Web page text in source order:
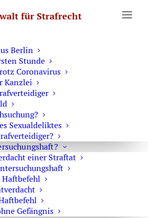
für Strafrecht
Berlin
Stunde
Coronavirus
Kanzlei
Sexualdeliktes
einer Straftat
Haftbefehl
Gefängnis
Archive by Category "Raub & Erpressung"
Fall der Nötigung
der